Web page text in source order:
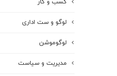
کسب و کار
لوگو و ست اداری
لوگوموشن
مدیریت و سیاست